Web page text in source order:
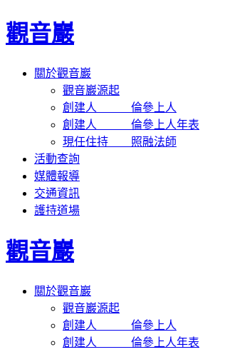
觀音巖
關於觀音巖
觀音巖源起
創建人 倫參上人
創建人 倫參上人年表
現任住持 照融法師
活動查詢
媒體報導
交通資訊
護持道場
觀音巖
關於觀音巖
觀音巖源起
創建人 倫參上人
創建人 倫參上人年表